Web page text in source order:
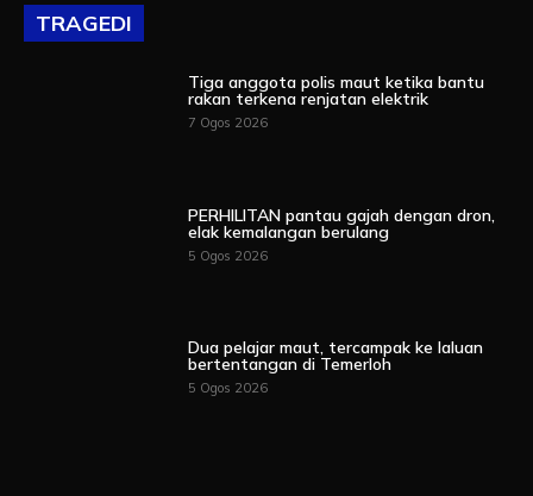
TRAGEDI
Tiga anggota polis maut ketika bantu
rakan terkena renjatan elektrik
7 Ogos 2026
PERHILITAN pantau gajah dengan dron,
elak kemalangan berulang
5 Ogos 2026
Dua pelajar maut, tercampak ke laluan
bertentangan di Temerloh
5 Ogos 2026